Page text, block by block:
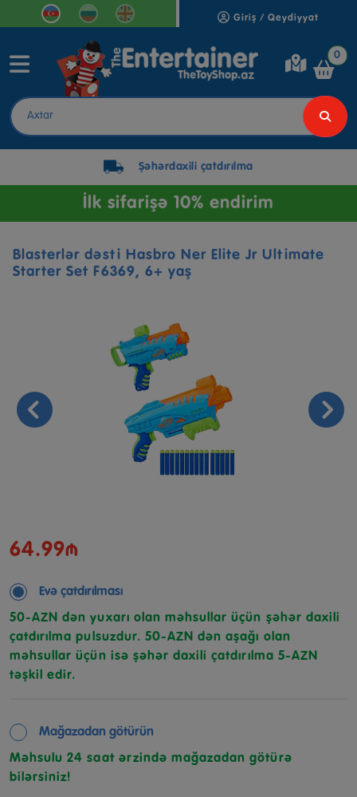
Giriş / Qeydiyyat
0
Şəhərdaxili çatdırılma
İlk sifarişə 10% endirim
Blasterlər dəsti Hasbro Ner Elite Jr Ultimate
Starter Set F6369, 6+ yaş
64.99₼
Evə çatdırılması
50-AZN dən yuxarı olan məhsullar üçün şəhər daxili
çatdırılma pulsuzdur. 50-AZN dən aşağı olan
məhsullar üçün isə şəhər daxili çatdırılma 5-AZN
təşkil edir.
Mağazadan götürün
Məhsulu 24 saat ərzində mağazadan götürə
bilərsiniz!